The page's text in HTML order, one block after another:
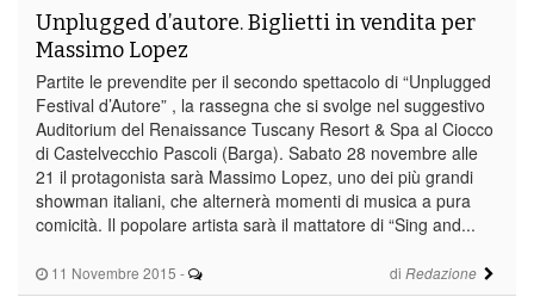
11 Novembre 2015 - di Redazione
Unplugged d’autore. Biglietti in vendita per
Massimo Lopez
Partite le prevendite per il secondo spettacolo di “Unplugged
Festival d’Autore” , la rassegna che si svolge nel suggestivo
Auditorium del Renaissance Tuscany Resort & Spa al Ciocco
di Castelvecchio Pascoli (Barga). Sabato 28 novembre alle
21 il protagonista sarà Massimo Lopez, uno dei più grandi
showman italiani, che alternerà momenti di musica a pura
comicità. Il popolare artista sarà il mattatore di “Sing and...